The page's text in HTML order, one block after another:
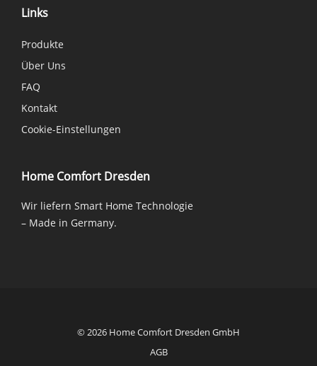
Links
Produkte
Über Uns
FAQ
Kontakt
Cookie-Einstellungen
Home Comfort Dresden
Wir liefern Smart Home Technologie
– Made in Germany.
© 2026 Home Comfort Dresden GmbH
AGB